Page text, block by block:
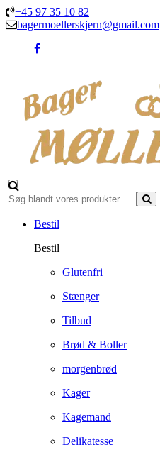
+45 97 35 10 82
bagermoellerskjern@gmail.com
Bestil
Bestil
Glutenfri
Stænger
Tilbud
Brød & Boller
morgenbrød
Kager
Kagemand
Delikatesse